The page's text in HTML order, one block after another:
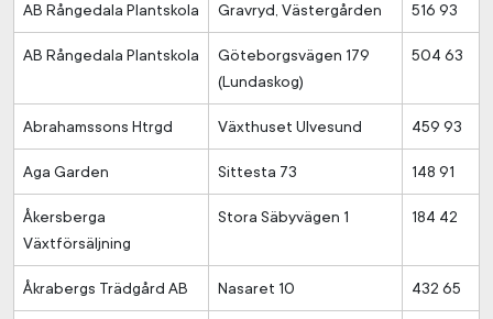
AB Rångedala Plantskola Gravryd, Västergården 516 93
AB Rångedala Plantskola
Göteborgsvägen 179
(Lundaskog)
504 63
Abrahamssons Htrgd Växthuset Ulvesund 459 93
Aga Garden Sittesta 73 148 91
Åkersberga
Växtförsäljning
Stora Säbyvägen 1 184 42
Åkrabergs Trädgård AB Nasaret 10 432 65